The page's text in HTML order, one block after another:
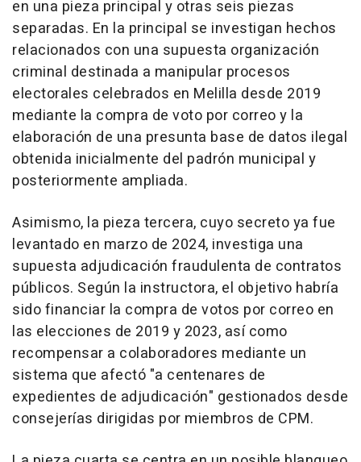
en una pieza principal y otras seis piezas
separadas. En la principal se investigan hechos
relacionados con una supuesta organización
criminal destinada a manipular procesos
electorales celebrados en Melilla desde 2019
mediante la compra de voto por correo y la
elaboración de una presunta base de datos ilegal
obtenida inicialmente del padrón municipal y
posteriormente ampliada.
Asimismo, la pieza tercera, cuyo secreto ya fue
levantado en marzo de 2024, investiga una
supuesta adjudicación fraudulenta de contratos
públicos. Según la instructora, el objetivo habría
sido financiar la compra de votos por correo en
las elecciones de 2019 y 2023, así como
recompensar a colaboradores mediante un
sistema que afectó "a centenares de
expedientes de adjudicación" gestionados desde
consejerías dirigidas por miembros de CPM.